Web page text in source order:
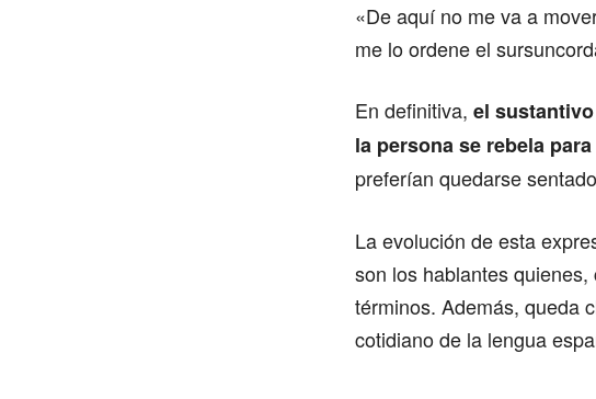
«De aquí no me va a
me lo ordene el
En definitiva, el
la persona se rebela
preferían quedarse
La evolución de esta
son los hablantes
términos. Además, queda
cotidiano de la lengua